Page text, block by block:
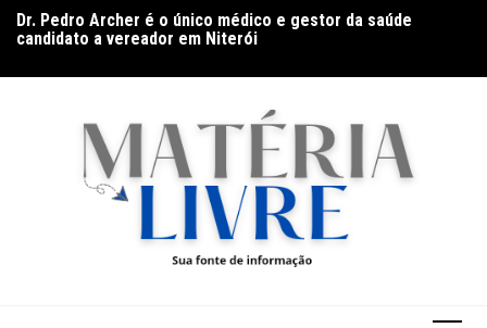
para
conteúdo
candidato a vereador em Niterói
Band Bahia realiza tradicional debate entre candidatos ao